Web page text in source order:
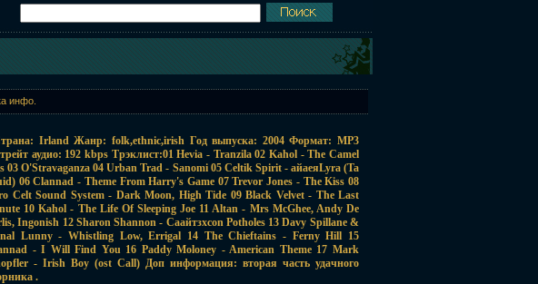
инфо.
Irland Жанр: folk,ethnic,irish Год выпуска: 2004 Формат: MP3
аудио: 192 kbps Трэклист:01 Hevia - Tranzila 02 Kahol - The Camel
03 O'Stravaganza 04 Urban Trad - Sanomi 05 Celtik Spirit - айаеяLyra (Ta
06 Clannad - Theme From Harry's Game 07 Trevor Jones - The Kiss 08
Celt Sound System - Dark Moon, High Tide 09 Black Velvet - The Last
10 Kahol - The Life Of Sleeping Joe 11 Altan - Mrs McGhee, Andy De
Ingonish 12 Sharon Shannon - Caайтзхcon Potholes 13 Davy Spillane &
Lunny - Whistling Low, Errigal 14 The Chieftains - Ferny Hill 15
- I Will Find You 16 Paddy Moloney - American Theme 17 Mark
- Irish Boy (ost Call) Доп информация: вторая часть удачного
.